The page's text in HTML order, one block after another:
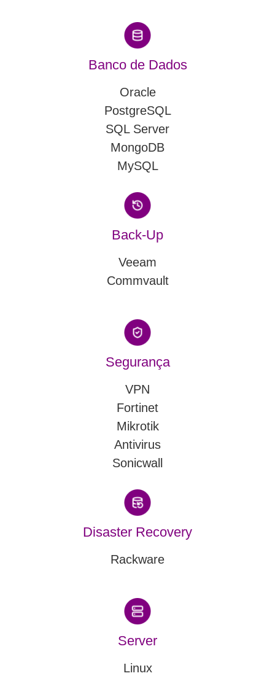
Banco de Dados
Oracle
PostgreSQL
SQL Server
MongoDB
MySQL
Back-Up
Veeam
Commvault
Segurança
VPN
Fortinet
Mikrotik
Antivirus
Sonicwall
Disaster Recovery
Rackware
Server
Linux